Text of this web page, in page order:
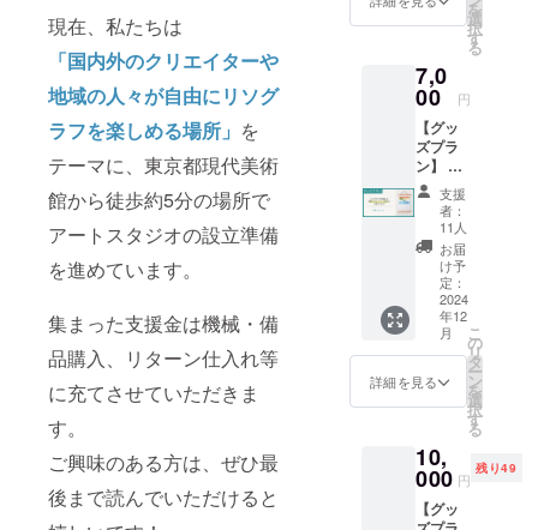
現在、私たちは
「国内外のクリエイターや
地域の人々が自由にリソグ
ラフを楽しめる場所」 を
テーマに、東京都現代美術
館から徒歩約5分の場所で
アートスタジオの設立準備
を進めています。
集まった支援金は機械・備
品購入、リターン仕入れ等
に充てさせていただきま
す。
ご興味のある方は、ぜひ最
後まで読んでいただけると
・60分
以上ご
場合は
別途予
約、ス
ペース
利用料
（1,500
円/時
間）が
必要で
す。 ・
有効期
間：
オープ
ンから1
年間
ーーー
ーーー
リープ
ラン60
分チ
ケット
（リソ
でのご
利用と
なりま
す。 ・
現金へ
の交換
はでき
ません
のでご
了承く
ださ
い。 ・
来店時
にご利
用いた
だけま
す。ス
をお見
せくだ
さい。
・印刷
持ち込
みで自
ルクス
クリー
ンをお
楽しみ
いただ
けるチ
ケット
です。
・ス
タッフ
が付か
ないた
め、シ
ルクス
クリー
ン経験
がある
時での
ご利用
となり
ます。
を
選
択
す
る
7,0
00 円
【グッ
ズプラ
ン】 リ
ソグラ
フで印
刷した
壁掛け
カレン
ダー
2025年
版をお
送りし
ます！
ーーー
ーーー
ーーー
リジナ
ル壁掛
けカレ
ンダー
支援
者：
11人
お届
け予
定：
2024
年12
月
詳細を見る
こ
の
リ
タ
ー
ン
を
選
択
す
る
10,
000 円
残り49
【グッ